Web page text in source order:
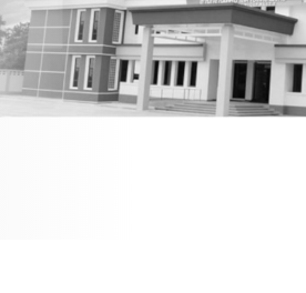
สายของพนักงาน